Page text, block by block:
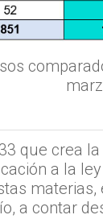
que crea
a la
a contar